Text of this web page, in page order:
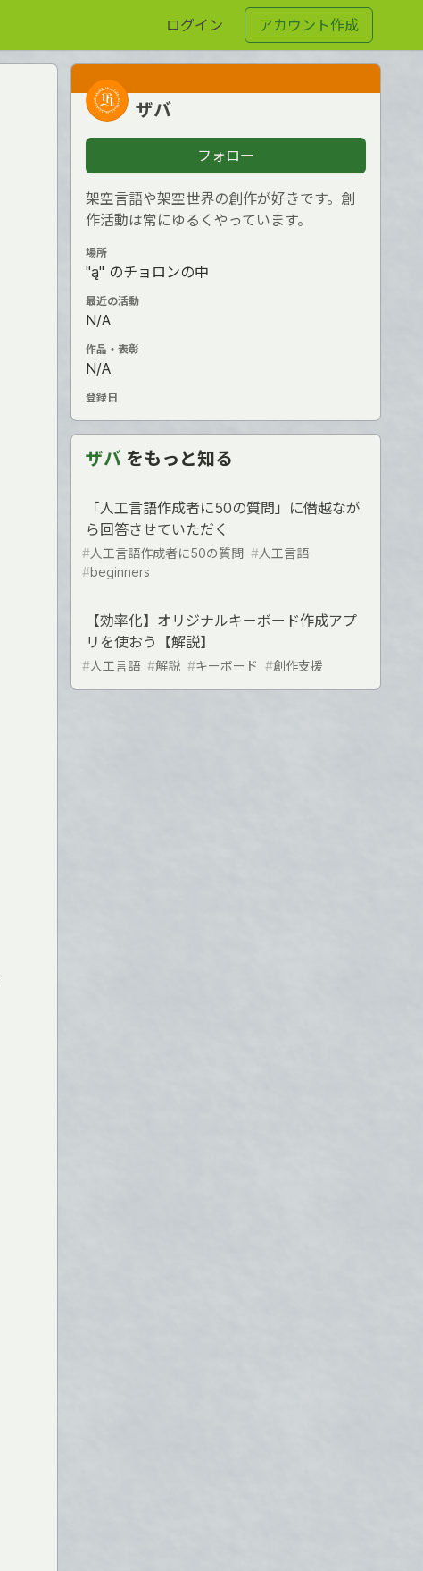
ログイン アカウント作成
ザバ
フォロー
架空言語や架空世界の創作が好きです。創
作活動は常にゆるくやっています。
場所
"ą" のチョロンの中
最近の活動
N/A
作品・表彰
N/A
登録日
ザバ をもっと知る
「人工言語作成者に50の質問」に僭越なが
ら回答させていただく
#人工言語作成者に50の質問 #人工言語
#beginners
【効率化】オリジナルキーボード作成アプ
リを使おう【解説】
#人工言語 #解説 #キーボード #創作支援